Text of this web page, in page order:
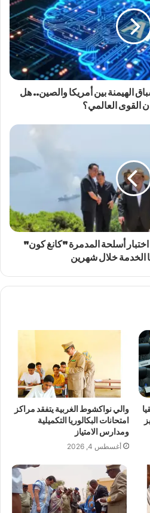
الهيمنة بين أمريكا والصين.. هل
القوى العالمي؟
أسلحة المدمرة "كانغ كون"
الخدمة خلال شهرين
والي نواكشوط الغربية يتفقد مراكز
امتحانات البكالوريا التكميلية
ومدارس الامتياز
أغسطس 4, 2026